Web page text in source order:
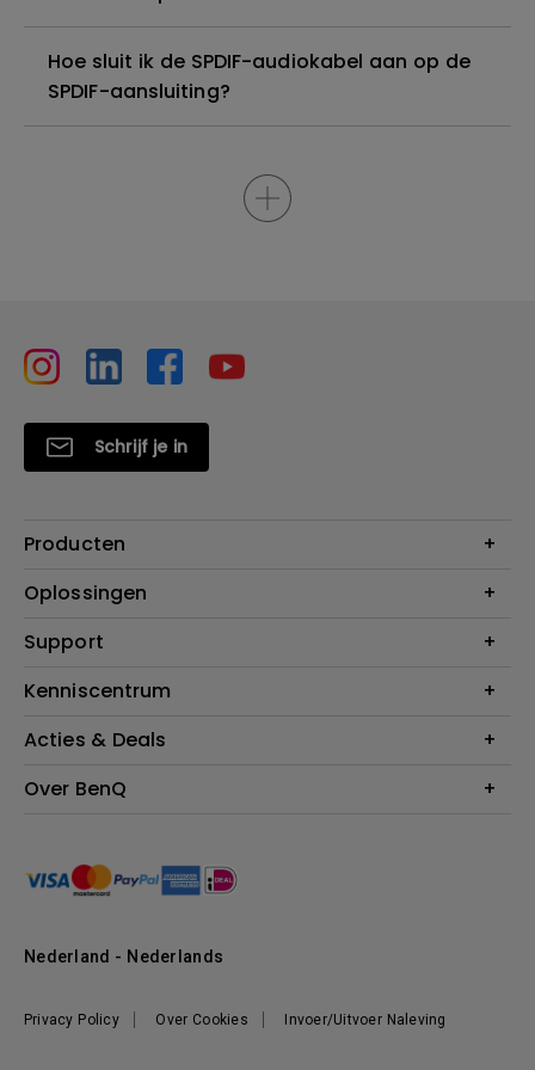
Hoe sluit ik de SPDIF-audiokabel aan op de
SPDIF-aansluiting?
Schrijf je in
Producten
Projectoren
Verlichting
Speakers
Oplossingen
Education
Support
Contact
BenQ Shop - FAQ
BenQ Shop - Retourneren
Kenniscentrum
Blog
Acties & Deals
Evenementen & Promoties
Over BenQ
Management
Nieuws
Werken bij BenQ
Privacy Policy Over Cookies Invoer/Uitvoer Naleving
Nederland - Nederlands